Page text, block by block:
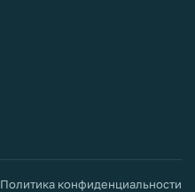
Политика конфиденциальности